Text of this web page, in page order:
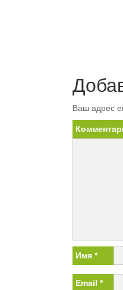
Ваш адрес
Имя *
Email *